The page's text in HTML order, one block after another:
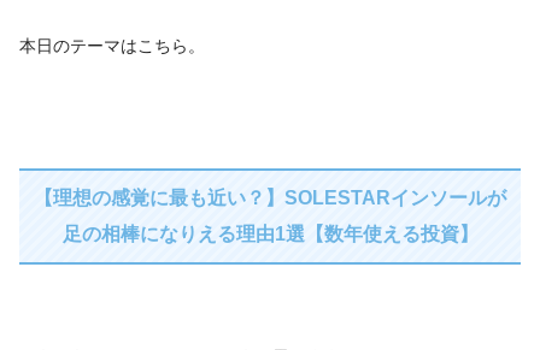
本日のテーマはこちら。
【理想の感覚に最も近い？】SOLESTARインソールが
足の相棒になりえる理由1選【数年使える投資】